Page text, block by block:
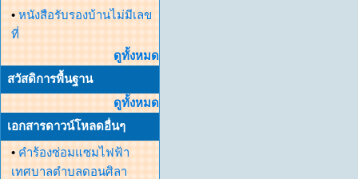
• หนังสือรับรองบ้านไม่มีเลข
ที่
ดูทั้งหมด
สวัสดิการพื้นฐาน
ดูทั้งหมด
เอกสารดาวน์โหลดอื่นๆ
• คำร้องซ่อมแซมไฟฟ้า
เทศบาลตำบลดอนศิลา